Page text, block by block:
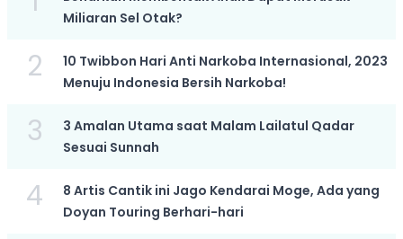
Miliaran Sel Otak?
2
10 Twibbon Hari Anti Narkoba Internasional, 2023
Menuju Indonesia Bersih Narkoba!
3
3 Amalan Utama saat Malam Lailatul Qadar
Sesuai Sunnah
4
8 Artis Cantik ini Jago Kendarai Moge, Ada yang
Doyan Touring Berhari-hari